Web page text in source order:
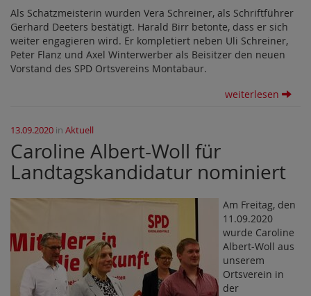
Als Schatzmeisterin wurden Vera Schreiner, als Schriftführer
Gerhard Deeters bestätigt. Harald Birr betonte, dass er sich
weiter engagieren wird. Er kompletiert neben Uli Schreiner,
Peter Flanz und Axel Winterwerber als Beisitzer den neuen
Vorstand des SPD Ortsvereins Montabaur.
weiterlesen
13.09.2020 in Aktuell
Caroline Albert-Woll für
Landtagskandidatur nominiert
Am Freitag, den
11.09.2020
wurde Caroline
Albert-Woll aus
unserem
Ortsverein in
der